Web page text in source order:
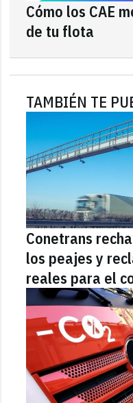
Cómo los CAE
de tu flota
TAMBIÉN TE
Conetrans
los peajes y
reales para el